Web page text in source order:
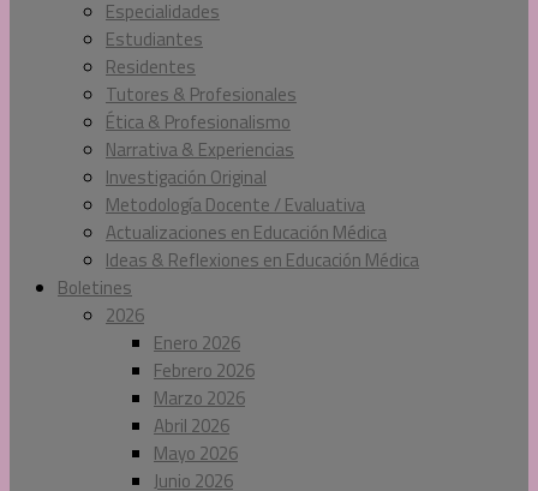
Especialidades
Estudiantes
Residentes
Tutores & Profesionales
Ética & Profesionalismo
Narrativa & Experiencias
Investigación Original
Metodología Docente / Evaluativa
Actualizaciones en Educación Médica
Ideas & Reflexiones en Educación Médica
Boletines
2026
Enero 2026
Febrero 2026
Marzo 2026
Abril 2026
Mayo 2026
Junio 2026